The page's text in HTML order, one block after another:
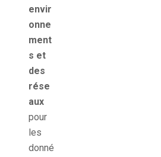
envir
onne
ment
s et
des
rése
aux
pour
les
donné